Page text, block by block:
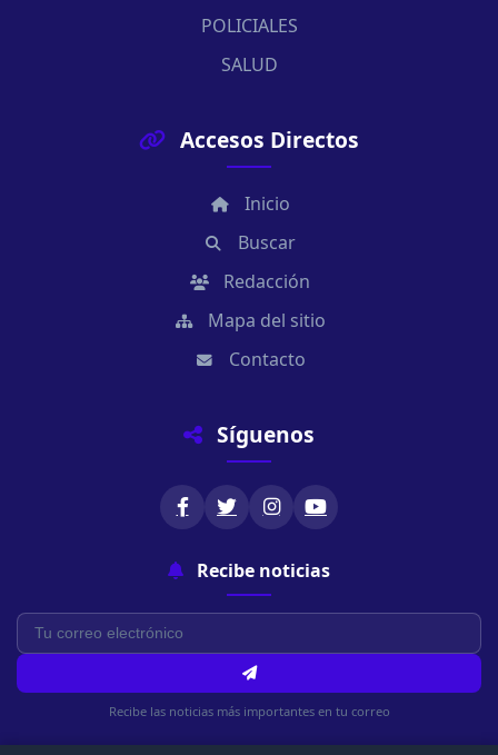
POLICIALES
SALUD
Accesos Directos
Inicio
Buscar
Redacción
Mapa del sitio
Contacto
Síguenos
Recibe noticias
Recibe las noticias más importantes en tu correo